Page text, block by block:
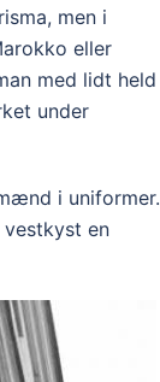
men i
eller
med lidt held
under
i uniformer.
en